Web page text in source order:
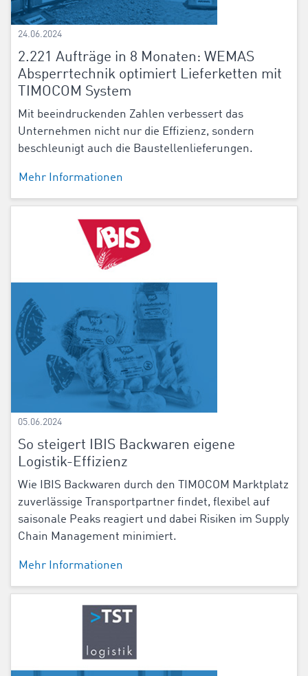
24.06.2024
2.221 Aufträge in 8 Monaten: WEMAS
Absperrtechnik optimiert Lieferketten mit
TIMOCOM System
Mit beeindruckenden Zahlen verbessert das
Unternehmen nicht nur die Effizienz, sondern
beschleunigt auch die Baustellenlieferungen.
Mehr Informationen
05.06.2024
So steigert IBIS Backwaren eigene
Logistik-Effizienz
Wie IBIS Backwaren durch den TIMOCOM Marktplatz
zuverlässige Transportpartner findet, flexibel auf
saisonale Peaks reagiert und dabei Risiken im Supply
Chain Management minimiert.
Mehr Informationen